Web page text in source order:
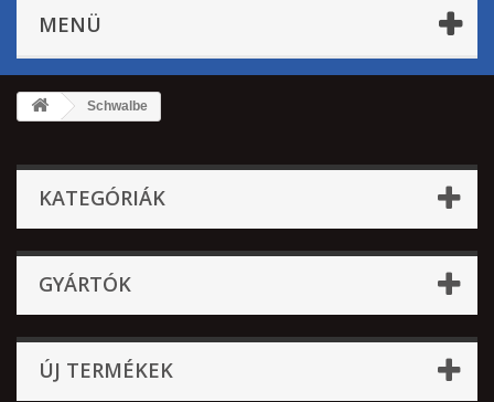
MENÜ
Schwalbe
KATEGÓRIÁK
GYÁRTÓK
ÚJ TERMÉKEK